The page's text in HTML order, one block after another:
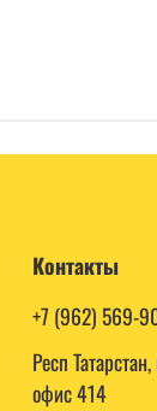
Контакты
+7 (962) 569-
Респ
офис 414